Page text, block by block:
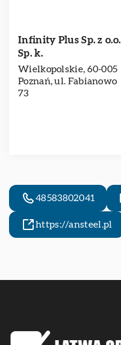
Infinity Plus Sp. z o.o.
Sp. k.
Wielkopolskie, 60-005
Poznań, ul. Fabianowo
73
48583802041
https://ansteel.pl